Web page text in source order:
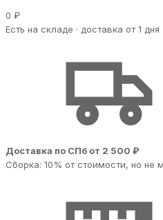
0 ₽
Есть на складе · доставка от 1 дня
Доставка по СПб от 2 500 ₽
Сборка: 10% от стоимости, но не